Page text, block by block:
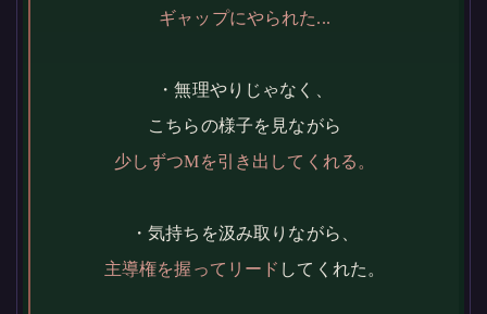
ギャップにやられた...
・無理やりじゃなく、
こちらの様子を見ながら
少しずつMを引き出してくれる。
・気持ちを汲み取りながら、
主導権を握ってリード してくれた。